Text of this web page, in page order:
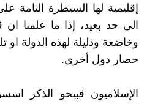
إقليمية لها السيطرة
الى حد بعيد، إذا ما علمنا
وخاضعة وذليلة لهذه الدولة او
حصار دول أخرى.
الإسلاميون قبيحو الذكر